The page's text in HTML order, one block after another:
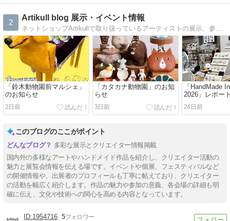
2
Artikull blog 展示・イベント情報
ネットショップArtikullで取り扱っているアーティストの展示、参加イベント、ワークショップなどの情報を紹介していきます。
「鈴木動物園前マルシェ」
のお知らせ
2日前
「カタカナ動物園」のお知
らせ
3日前
「HandMade
2026」レポー
24日前
このブログのここがポイント
多彩な展示とクリエイター情報掲載
国内外の多様なアートやハンドメイド作品を紹介し、クリエイター活動の
魅力と展覧会情報を伝える場です。イベントや個展、フェスティバルなど
の開催情報や、出展者のプロフィールも丁寧に帖えており、クリエイター
の活動を幅広く紹介します。作品の魅力や参加の意義、各会場の詳細も明
確に伝え、文化や技術への関心を高める内容となっています。
1954716 5